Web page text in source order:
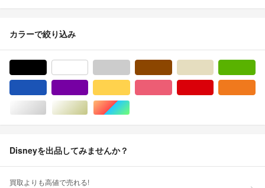
カラーで絞り込み
シルバー/銀色系ゴールド/金色系マルチカラー
Disneyを出品してみませんか？
買取よりも高値で売れる!